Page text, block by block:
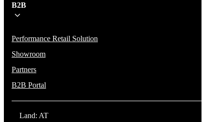
B2B
Performance Retail Solution
Showroom
Partners
B2B Portal
Land: AT